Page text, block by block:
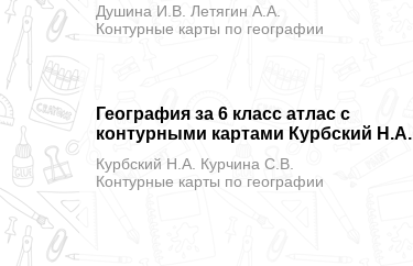
Душина И.В. Летягин А.А.
Контурные карты по географии
География за 6 класс атлас с
контурными картами Курбский Н.А.
Курбский Н.А. Курчина С.В.
Контурные карты по географии